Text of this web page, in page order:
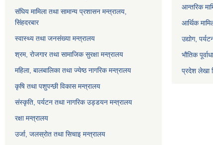
संघिय मामिला तथा सामान्य प्रशासन मन्त्रालय,
सिंहदरबार
स्वास्थ्य तथा जनसंख्या मन्त्रालय
श्रम, रोजगार तथा सामाजिक सुरक्षा मन्त्रालय
महिला, बालबालिका तथा ज्येष्ठ नागरिक मन्त्रालय
कृषि तथा पशुपन्छी विकास मन्त्रालय
संस्कृति, पर्यटन तथा नागरिक उड्डयन मन्त्रालय
रक्षा मन्त्रालय
उर्जा, जलस्रोत तथा सिचाइ मन्त्रालय
आन्तरिक
आर्थिक
उद्योग,
भौतिक
प्रदेश लेखा